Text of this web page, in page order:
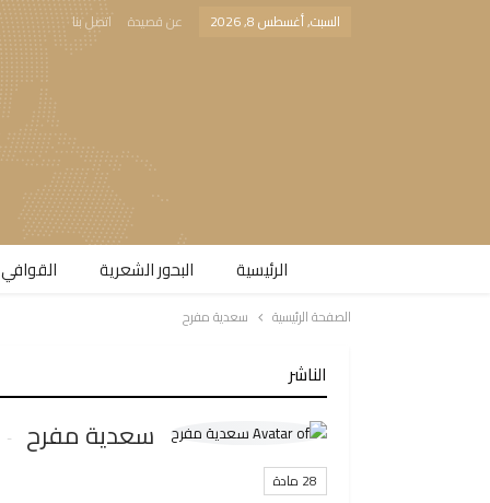
السبت, أغسطس 8, 2026 عن قصيدة اتصل بنا
الرئيسية البحور الشعرية​
الصفحة الرئيسية سعدية مفرح
الناشر
سعدية مفرح
28 مادة